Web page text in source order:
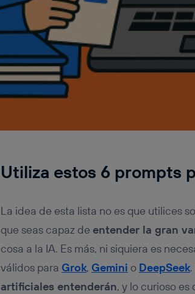
Utiliza estos 6 prompts
La idea de esta lista no es que utilices
que seas capaz de entender la gran
cosa a la IA. Es más, ni siquiera es
válidos para Grok, Gemini o DeepSeek
artificiales entenderán, y lo curioso